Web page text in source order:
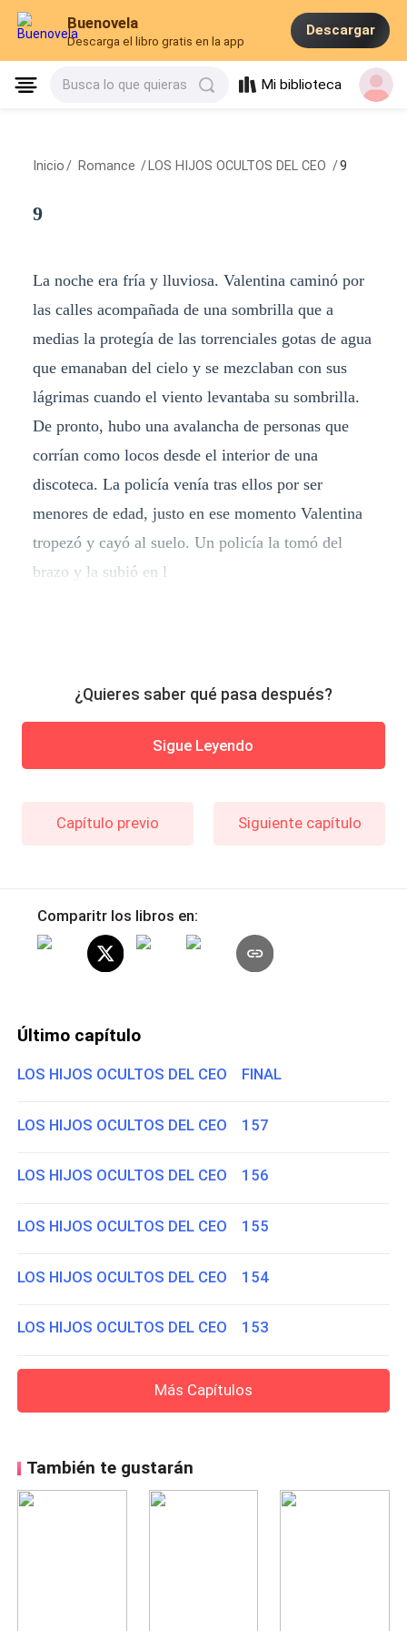
Buenovela
Descarga el libro gratis en la app
Descargar
Busca lo que quieras Mi biblioteca
Inicio / Romance / LOS HIJOS OCULTOS DEL CEO /9
9
La noche era fría y lluviosa. Valentina caminó por
las calles acompañada de una sombrilla que a
medias la protegía de las torrenciales gotas de agua
que emanaban del cielo y se mezclaban con sus
lágrimas cuando el viento levantaba su sombrilla.
De pronto, hubo una avalancha de personas que
corrían como locos desde el interior de una
discoteca. La policía venía tras ellos por ser
menores de edad, justo en ese momento Valentina
tropezó y cayó al suelo. Un policía la tomó del
brazo y la subió en l
¿Quieres saber qué pasa después?
Sigue Leyendo
Capítulo previo Siguiente capítulo
Comparitr los libros en:
Último capítulo
LOS HIJOS OCULTOS DEL CEO FINAL
LOS HIJOS OCULTOS DEL CEO 157
LOS HIJOS OCULTOS DEL CEO 156
LOS HIJOS OCULTOS DEL CEO 155
LOS HIJOS OCULTOS DEL CEO 154
LOS HIJOS OCULTOS DEL CEO 153
Más Capítulos
También te gustarán